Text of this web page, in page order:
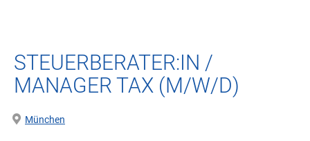
STEUERBERATER:IN /
MANAGER TAX (M/W/D)
München